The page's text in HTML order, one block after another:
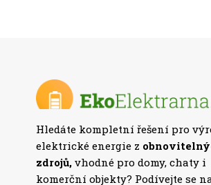
Hledáte kompletní řešení pro
elektrické energie z
zdrojů, vhodné pro domy, chaty i
komerční objekty? Podívejte se